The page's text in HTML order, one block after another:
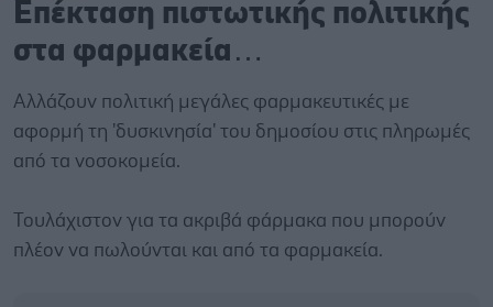
Επέκταση πιστωτικής πολιτικής
στα φαρμακεία…
Αλλάζουν πολιτική μεγάλες φαρμακευτικές με
αφορμή τη 'δυσκινησία' του δημοσίου στις πληρωμές
από τα νοσοκομεία.
Τουλάχιστον για τα ακριβά φάρμακα που μπορούν
πλέον να πωλούνται και από τα φαρμακεία.